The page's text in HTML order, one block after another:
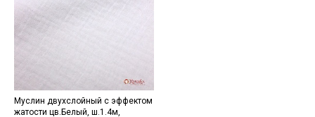
Муслин двухслойный с эффектом
жатости цв.Белый, ш.1.4м,
Секретная рассылка от Купава
Мы публикуем здесь дополнительные